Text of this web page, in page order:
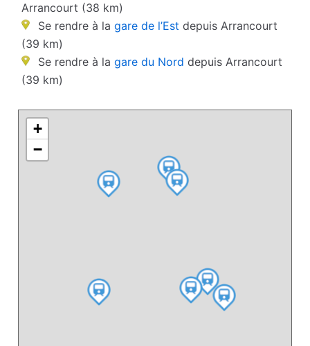
Arrancourt (38 km)
Se rendre à la gare de l’Est depuis Arrancourt
(39 km)
Se rendre à la gare du Nord depuis Arrancourt
(39 km)
+
−